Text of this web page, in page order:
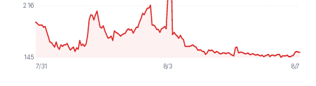
216
145
7/31
8/3 8/7